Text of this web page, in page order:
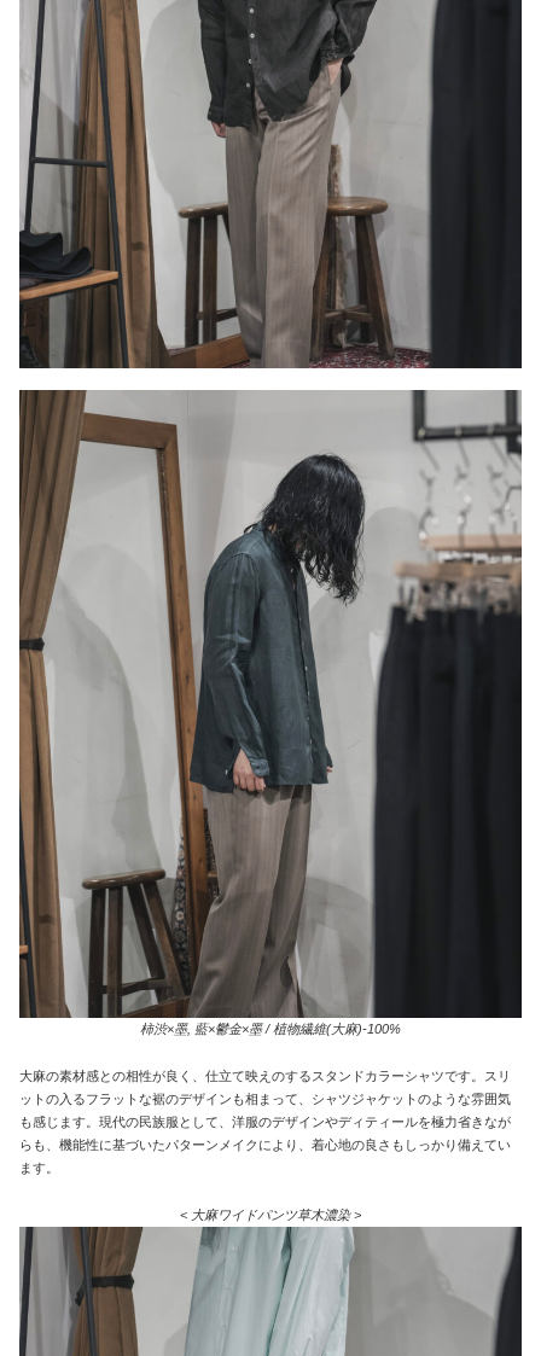
柿渋×墨, 藍×鬱金×墨 / 植物繊維(大麻)-100%
大麻の素材感との相性が良く、仕立て映えのするスタンドカラーシャツです。スリ
ットの入るフラットな裾のデザインも相まって、シャツジャケットのような雰囲気
も感じます。現代の民族服として、洋服のデザインやディティールを極力省きなが
らも、機能性に基づいたパターンメイクにより、着心地の良さもしっかり備えてい
ます。
< 大麻ワイドパンツ草木濃染 >